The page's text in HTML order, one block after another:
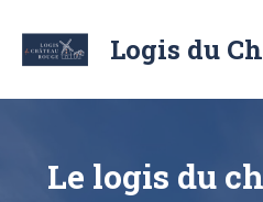
content
Logis du
Location
Le logis du